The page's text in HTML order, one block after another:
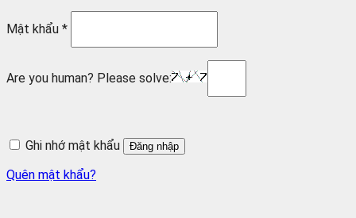
Mật khẩu *
Are you human? Please solve:
Ghi nhớ mật khẩu Đăng nhập
Quên mật khẩu?